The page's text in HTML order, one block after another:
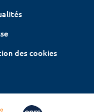
des cookies